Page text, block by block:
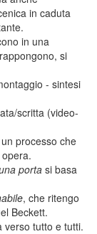
in caduta
in una
si
- sintesi
scritta (video-
processo che
porta si basa
, che ritengo
Beckett.
verso tutto e tutti.